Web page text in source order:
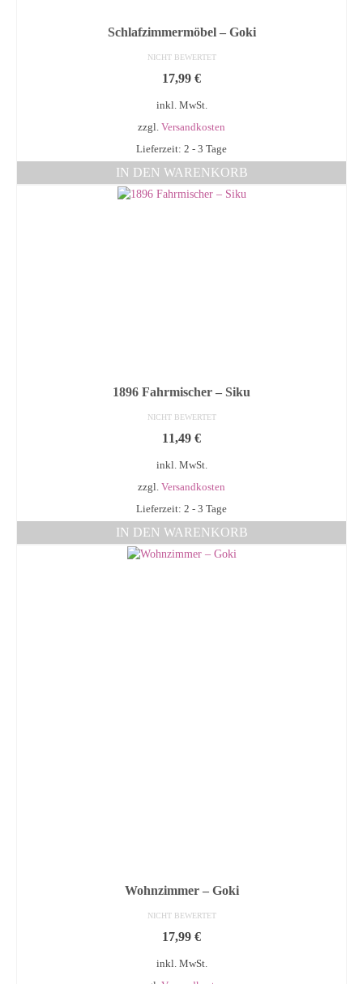
Schlafzimmermöbel – Goki
NICHT BEWERTET
17,99 €
inkl. MwSt.
zzgl. Versandkosten
Lieferzeit: 2 - 3 Tage
IN DEN WARENKORB
1896 Fahrmischer – Siku
NICHT BEWERTET
11,49 €
inkl. MwSt.
zzgl. Versandkosten
Lieferzeit: 2 - 3 Tage
IN DEN WARENKORB
Wohnzimmer – Goki
NICHT BEWERTET
17,99 €
inkl. MwSt.